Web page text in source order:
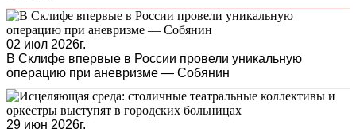
02 июл 2026г.
В Склифе впервые в России провели уникальную
операцию при аневризме — Собянин
29 июн 2026г.